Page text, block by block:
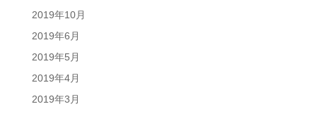
2019年10月
2019年6月
2019年5月
2019年4月
2019年3月